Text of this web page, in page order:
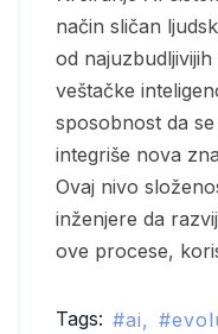
način sličan
od
veštačke
sposobnost da
integriše nova
Ovaj nivo
inženjere da
ove procese,
Tags: ai